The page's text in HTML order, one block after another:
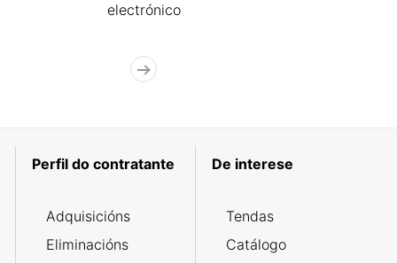
electrónico
Perfil do contratante
Adquisicións
Eliminacións
De interese
Tendas
Catálogo